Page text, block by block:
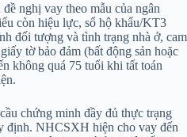
nghị vay theo mẫu của ngân
còn hiệu lực, sổ hộ khẩu/KT3
đối tượng và tình trạng nhà ở, cam
tờ bảo đảm (bất động sản hoặc
không quá 75 tuổi khi tất toán
chứng minh đầy đủ thực trạng
định. NHCSXH hiện cho vay đến